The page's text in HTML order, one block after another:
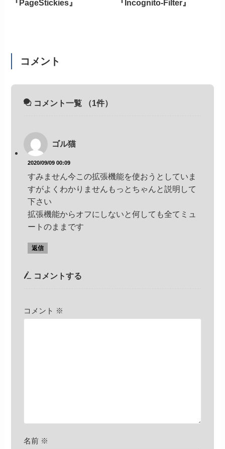
『PageStickies』 『Incognito-Filter』
コメント
コメント一覧 （1件）
ゴル猫
2020/09/09 00:09
すみません今この拡張機能を使おうとしていま
すがよくわかりませんもっとちゃんと説明して
下さい
拡張機能からオフにしないと何しても全てミュ
ートのままです
返信
コメントする
コメント ※
名前 ※